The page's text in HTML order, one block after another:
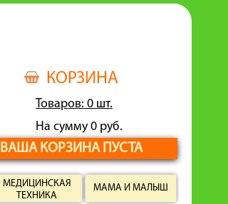
КОРЗИНА
Товаров: 0 шт.
На сумму 0 руб.
ВАША КОРЗИНА ПУСТА
МЕДИЦИНСКАЯ
ТЕХНИКА
МАМА И МАЛЫШ